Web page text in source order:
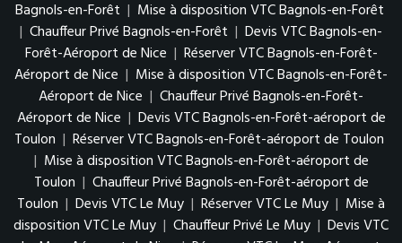
Bagnols-en-Forêt | Mise à disposition VTC Bagnols-en-Forêt
| Chauffeur Privé Bagnols-en-Forêt | Devis VTC Bagnols-en-
Forêt-Aéroport de Nice | Réserver VTC Bagnols-en-Forêt-
Aéroport de Nice | Mise à disposition VTC Bagnols-en-Forêt-
Aéroport de Nice | Chauffeur Privé Bagnols-en-Forêt-
Aéroport de Nice | Devis VTC Bagnols-en-Forêt-aéroport de
Toulon | Réserver VTC Bagnols-en-Forêt-aéroport de Toulon
| Mise à disposition VTC Bagnols-en-Forêt-aéroport de
Toulon | Chauffeur Privé Bagnols-en-Forêt-aéroport de
Toulon | Devis VTC Le Muy | Réserver VTC Le Muy | Mise à
disposition VTC Le Muy | Chauffeur Privé Le Muy | Devis VTC